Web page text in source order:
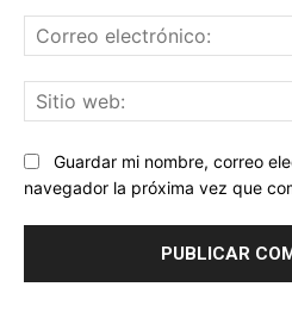
Guardar mi nombre, correo
navegador la próxima vez que